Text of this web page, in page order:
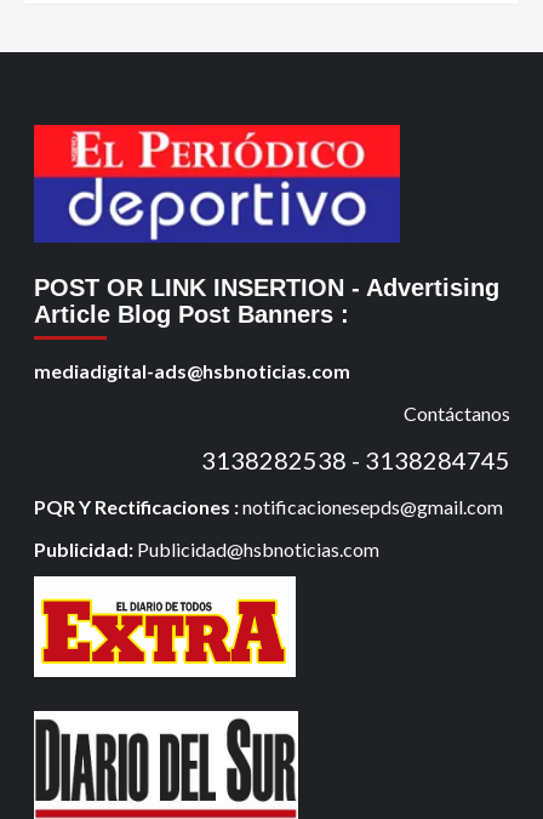
POST OR LINK INSERTION - Advertising
Article Blog Post Banners :
mediadigital-ads@hsbnoticias.com
Contáctanos
3138282538 - 3138284745
PQR Y Rectificaciones :notificacionesepds@gmail.com
Publicidad: Publicidad@hsbnoticias.com